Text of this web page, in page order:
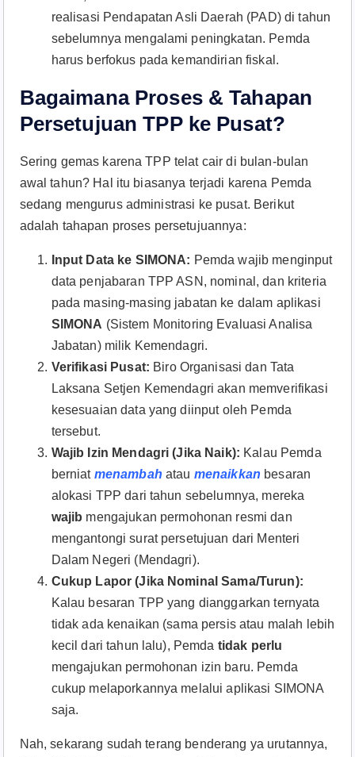
realisasi Pendapatan Asli Daerah (PAD) di tahun
sebelumnya mengalami peningkatan. Pemda
harus berfokus pada kemandirian fiskal.
Bagaimana Proses & Tahapan
Persetujuan TPP ke Pusat?
Sering gemas karena TPP telat cair di bulan-bulan
awal tahun? Hal itu biasanya terjadi karena Pemda
sedang mengurus administrasi ke pusat. Berikut
adalah tahapan proses persetujuannya:
Input Data ke SIMONA: Pemda wajib menginput
data penjabaran TPP ASN, nominal, dan kriteria
pada masing-masing jabatan ke dalam aplikasi
SIMONA (Sistem Monitoring Evaluasi Analisa
Jabatan) milik Kemendagri.
Verifikasi Pusat: Biro Organisasi dan Tata
Laksana Setjen Kemendagri akan memverifikasi
kesesuaian data yang diinput oleh Pemda
tersebut.
Wajib Izin Mendagri (Jika Naik): Kalau Pemda
berniat menambah atau menaikkan besaran
alokasi TPP dari tahun sebelumnya, mereka
wajib mengajukan permohonan resmi dan
mengantongi surat persetujuan dari Menteri
Dalam Negeri (Mendagri).
Cukup Lapor (Jika Nominal Sama/Turun):
Kalau besaran TPP yang dianggarkan ternyata
tidak ada kenaikan (sama persis atau malah lebih
kecil dari tahun lalu), Pemda tidak perlu
mengajukan permohonan izin baru. Pemda
cukup melaporkannya melalui aplikasi SIMONA
saja.
Nah, sekarang sudah terang benderang ya urutannya,